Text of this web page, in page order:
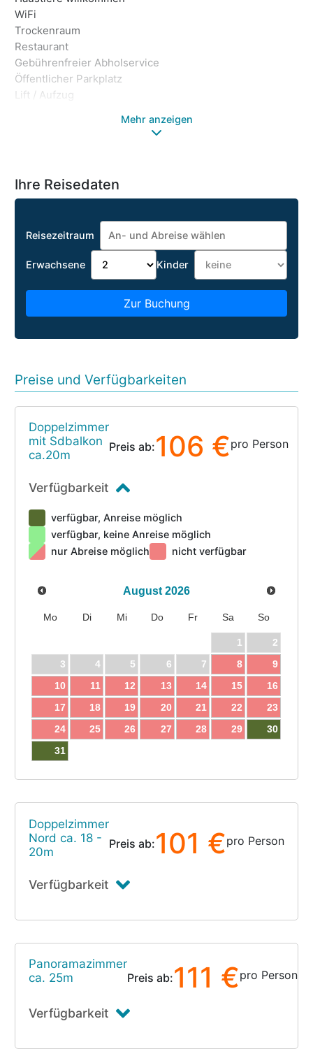
WiFi
Trockenraum
Restaurant
Gebührenfreier Abholservice
Öffentlicher Parkplatz
Lift / Aufzug
Mehr anzeigen
Ihre Reisedaten
Reisezeitraum
Erwachsene Kinder
Zur Buchung
Preise und Verfügbarkeiten
Doppelzimmer
mit Sdbalkon
ca.20m
Preis ab:106 €pro Person
Verfügbarkeit
verfügbar, Anreise möglich
verfügbar, keine Anreise möglich
nur Abreise möglich
nicht verfügbar
August 2026
Mo Di Mi Do Fr Sa So
1
2
3
4 5 6 7 8
9
10
11 12 13 14 15
16
17
18 19 20 21 22
23
24
25 26 27 28 29
30
31
Doppelzimmer
Nord ca. 18 -
20m
Preis ab:101 €pro Person
Verfügbarkeit
Panoramazimmer
ca. 25m
Preis ab:111 €pro Person
Verfügbarkeit